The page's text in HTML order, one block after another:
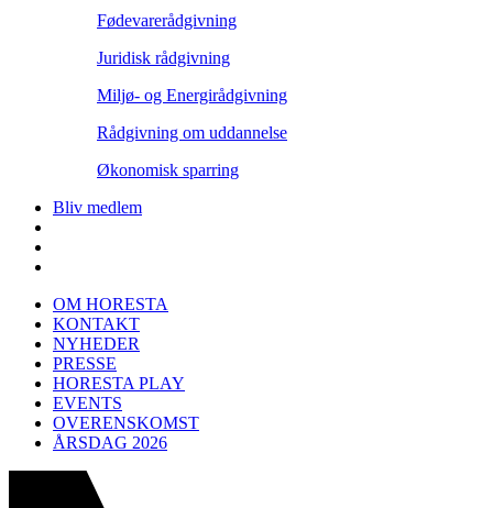
Fødevarerådgivning
Juridisk rådgivning
Miljø- og Energirådgivning
Rådgivning om uddannelse
Økonomisk sparring
Bliv medlem
OM HORESTA
KONTAKT
NYHEDER
PRESSE
HORESTA PLAY
EVENTS
OVERENSKOMST
ÅRSDAG 2026